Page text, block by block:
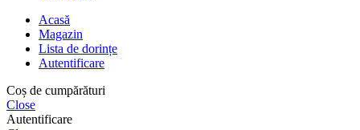
Acasă
Magazin
Lista de dorințe
Autentificare
Coș de cumpărături
Close
Autentificare